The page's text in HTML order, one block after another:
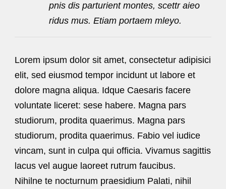
pnis dis parturient montes, scettr aieo
ridus mus. Etiam portaem mleyo.
Lorem ipsum dolor sit amet, consectetur adipisici
elit, sed eiusmod tempor incidunt ut labore et
dolore magna aliqua. Idque Caesaris facere
voluntate liceret: sese habere. Magna pars
studiorum, prodita quaerimus. Magna pars
studiorum, prodita quaerimus. Fabio vel iudice
vincam, sunt in culpa qui officia. Vivamus sagittis
lacus vel augue laoreet rutrum faucibus.
Nihilne te nocturnum praesidium Palati, nihil